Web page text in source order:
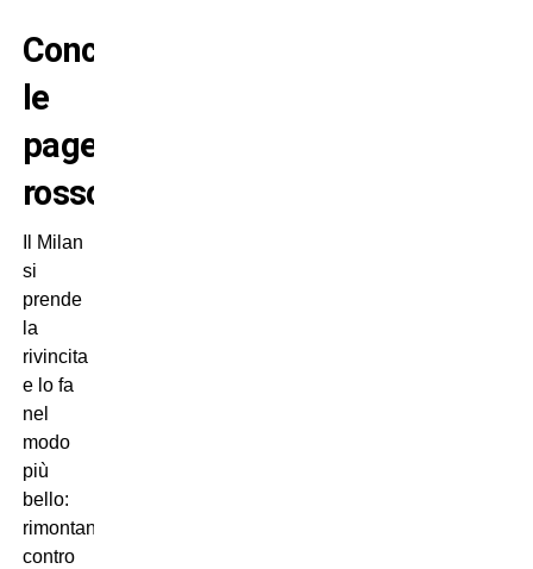
Conclusione
le
pagelle
rossonere
Il Milan
si
prende
la
rivincita
e lo fa
nel
modo
più
bello:
rimontando
contro